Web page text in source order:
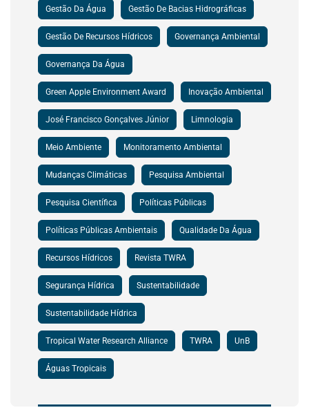
Gestão Da Água Gestão De Bacias Hidrográficas
Gestão De Recursos Hídricos Governança Ambiental
Governança Da Água
Green Apple Environment Award Inovação Ambiental
José Francisco Gonçalves Júnior Limnologia
Meio Ambiente Monitoramento Ambiental
Mudanças Climáticas Pesquisa Ambiental
Pesquisa Científica Políticas Públicas
Políticas Públicas Ambientais Qualidade Da Água
Recursos Hídricos Revista TWRA
Segurança Hídrica Sustentabilidade
Sustentabilidade Hídrica
Tropical Water Research Alliance TWRA UnB
Águas Tropicais